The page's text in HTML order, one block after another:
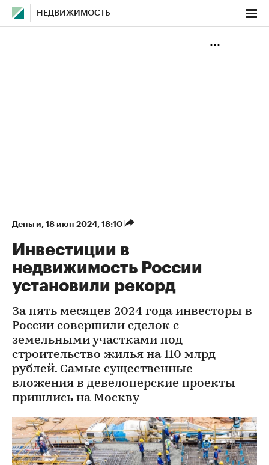
НЕДВИЖИМОСТЬ
Деньги⁠, 18 июн 2024, 18:10
Инвестиции в
недвижимость России
установили рекорд
За пять месяцев 2024 года инвесторы в
России совершили сделок с
земельными участками под
строительство жилья на 110 млрд
рублей. Самые существенные
вложения в девелоперские проекты
пришлись на Москву